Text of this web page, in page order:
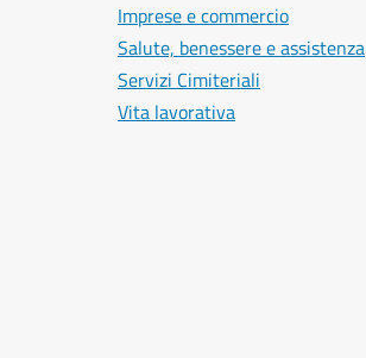
Imprese e commercio
Salute, benessere e assistenza
Servizi Cimiteriali
Vita lavorativa